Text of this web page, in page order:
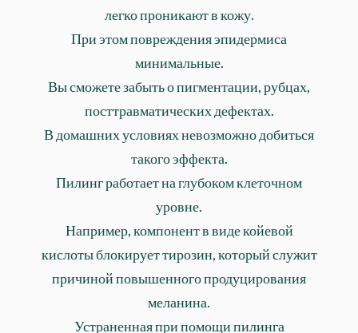
легко проникают в кожу.
При этом повреждения эпидермиса
минимальные.
Вы сможете забыть о пигментации, рубцах,
посттравматических дефектах.
В домашних условиях невозможно добиться
такого эффекта.
Пилинг работает на глубоком клеточном
уровне.
Например, компонент в виде койевой
кислоты блокирует тирозин, который служит
причиной повышенного продуцирования
меланина.
Устраненная при помощи пилинга